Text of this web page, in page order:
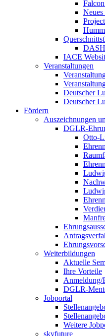
Neues
DASH
IACE
Veranstaltungen
Deutscher
Deutscher
Fördern
Auszeichnungen
DGLR-
Otto-
Weiterbildungen
Aktuelle
Ihre Vorteile
Anmeldung/
DGLR-
Jobportal
Weitere
skyfuture